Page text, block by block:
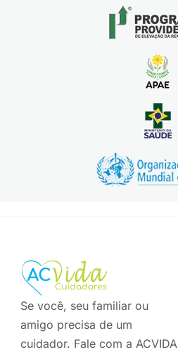
Se você, seu familiar ou
amigo precisa de um
cuidador. Fale com a ACVIDA